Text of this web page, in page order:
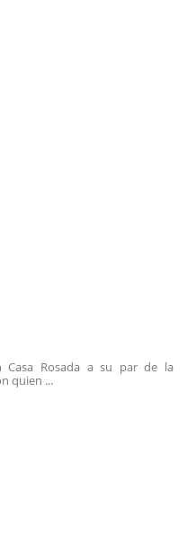
Casa Rosada a su par de la
quien ...